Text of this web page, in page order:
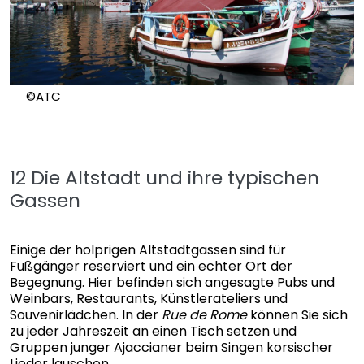
©ATC
12 Die Altstadt und ihre typischen
Gassen
Einige der holprigen Altstadtgassen sind für
Fußgänger reserviert und ein echter Ort der
Begegnung. Hier befinden sich angesagte Pubs und
Weinbars, Restaurants, Künstlerateliers und
Souvenirlädchen. In der Rue de Romekönnen Sie sich
zu jeder Jahreszeit an einen Tisch setzen und
Gruppen junger Ajaccianer beim Singen korsischer